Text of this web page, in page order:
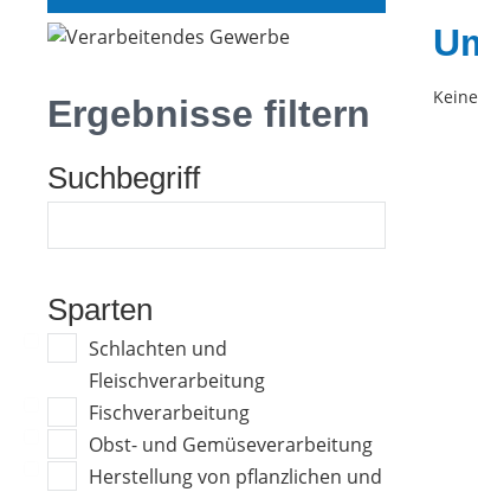
Ergebnisse filtern
Suchbegriff
Sparten
Schlachten und
Fleischverarbeitung
Fischverarbeitung
Obst- und Gemüseverarbeitung
Herstellung von pflanzlichen und